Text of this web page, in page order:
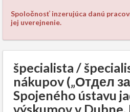
Spoločnosť inzerujúca danú
jej uverejnenie.
špecialista /
nákupov („Отдел
Spojeného ústavu
výskumov v Dubne,